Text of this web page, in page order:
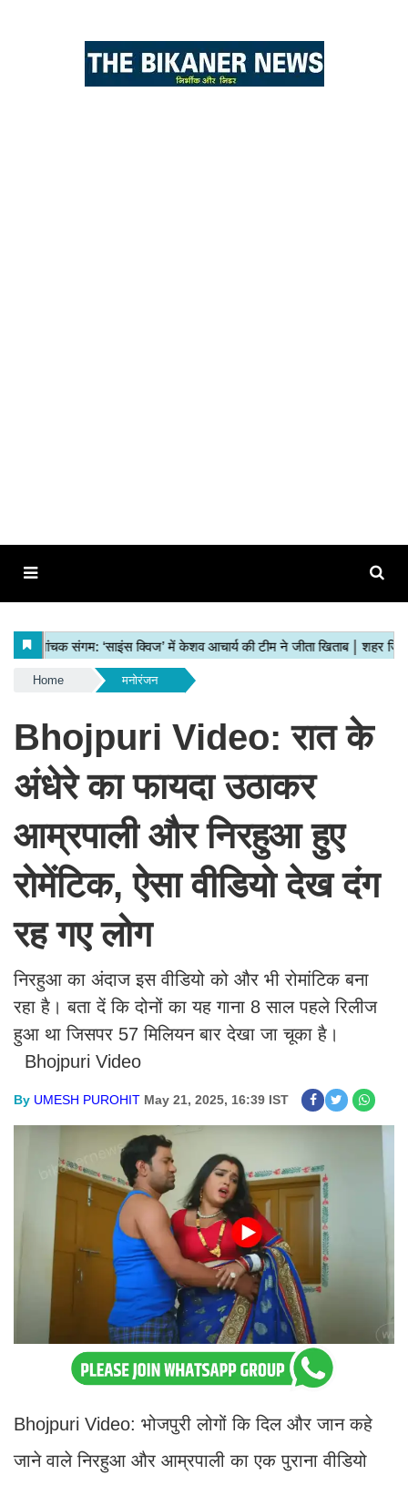
Home मनोरंजन
Bhojpuri Video: रात के
अंधेरे का फायदा उठाकर
आम्रपाली और निरहुआ हुए
रोमेंटिक, ऐसा वीडियो देख दंग
रह गए लोग
निरहुआ का अंदाज इस वीडियो को और भी रोमांटिक बना
रहा है। बता दें कि दोनों का यह गाना 8 साल पहले रिलीज
हुआ था जिसपर 57 मिलियन बार देखा जा चूका है।
Bhojpuri Video
By UMESH PUROHIT May 21, 2025, 16:39 IST
Bhojpuri Video: भोजपुरी लोगों कि दिल और जान कहे
जाने वाले निरहुआ और आम्रपाली का एक पुराना वीडियो